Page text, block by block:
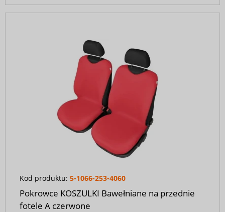
Kod produktu: 5-1066-253-4060
Pokrowce KOSZULKI Bawełniane na przednie
fotele A czerwone